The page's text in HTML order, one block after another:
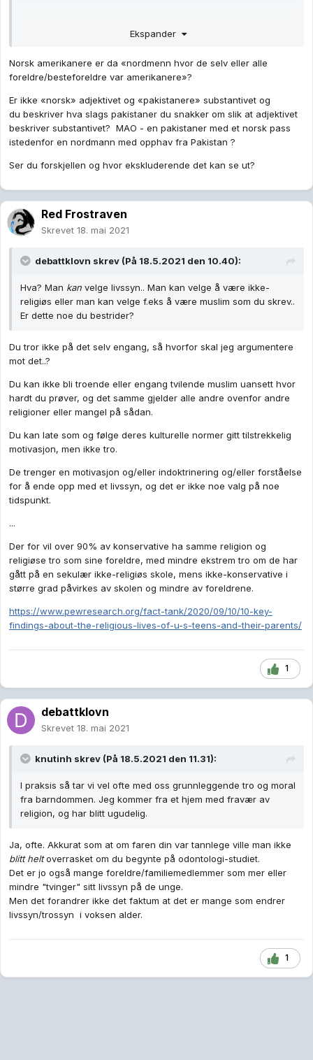
Ekspander
Norsk amerikanere er da «nordmenn hvor de selv eller alle
foreldre/besteforeldre var amerikanere»?
Er ikke «norsk» adjektivet og «pakistanere» substantivet og
du beskriver hva slags pakistaner du snakker om slik at adjektivet
beskriver substantivet? MAO - en pakistaner med et norsk pass
istedenfor en nordmann med opphav fra Pakistan ?
Ser du forskjellen og hvor ekskluderende det kan se ut?
Red Frostraven
Skrevet 18. mai 2021
debattklovn skrev (På 18.5.2021 den 10.40):
Hva? Man kan velge livssyn.. Man kan velge å være ikke-
religiøs eller man kan velge f.eks å være muslim som du skrev..
Er dette noe du bestrider?
Du tror ikke på det selv engang, så hvorfor skal jeg argumentere
mot det..?
Du kan ikke bli troende eller engang tvilende muslim uansett hvor
hardt du prøver, og det samme gjelder alle andre ovenfor andre
religioner eller mangel på sådan.
Du kan late som og følge deres kulturelle normer gitt tilstrekkelig
motivasjon, men ikke tro.
De trenger en motivasjon og/eller indoktrinering og/eller forståelse
for å ende opp med et livssyn, og det er ikke noe valg på noe
tidspunkt.
...
Der for vil over 90% av konservative ha samme religion og
religiøse tro som sine foreldre, med mindre ekstrem tro om de har
gått på en sekulær ikke-religiøs skole, mens ikke-konservative i
større grad påvirkes av skolen og mindre av foreldrene.
https://www.pewresearch.org/fact-tank/2020/09/10/10-key-
findings-about-the-religious-lives-of-u-s-teens-and-their-parents/
1
debattklovn
Skrevet 18. mai 2021
knutinh skrev (På 18.5.2021 den 11.31):
I praksis så tar vi vel ofte med oss grunnleggende tro og moral
fra barndommen. Jeg kommer fra et hjem med fravær av
religion, og har blitt ugudelig.
Ja, ofte. Akkurat som at om faren din var tannlege ville man ikke
blitt heltoverrasket om du begynte på odontologi-studiet.
Det er jo også mange foreldre/familiemedlemmer som mer eller
mindre "tvinger" sitt livssyn på de unge.
Men det forandrer ikke det faktum at det er mange som endrer
livssyn/trossyn i voksen alder.
1